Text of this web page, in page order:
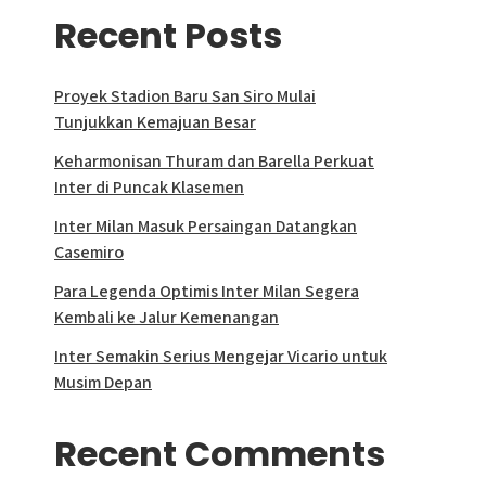
Recent Posts
Proyek Stadion Baru San Siro Mulai
Tunjukkan Kemajuan Besar
Keharmonisan Thuram dan Barella Perkuat
Inter di Puncak Klasemen
Inter Milan Masuk Persaingan Datangkan
Casemiro
Para Legenda Optimis Inter Milan Segera
Kembali ke Jalur Kemenangan
Inter Semakin Serius Mengejar Vicario untuk
Musim Depan
Recent Comments